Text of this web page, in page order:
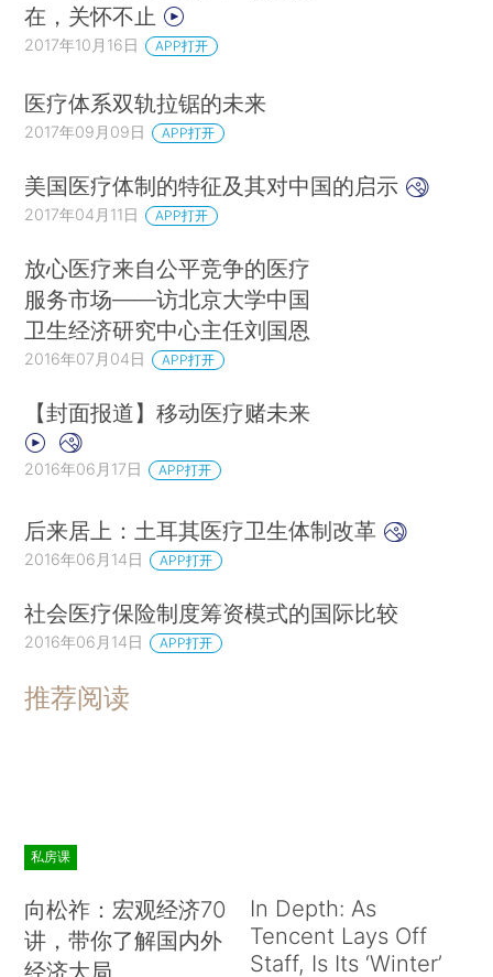
在，关怀不止
2017年10月16日 APP打开
医疗体系双轨拉锯的未来
2017年09月09日 APP打开
美国医疗体制的特征及其对中国的启示
2017年04月11日 APP打开
放心医疗来自公平竞争的医疗
服务市场——访北京大学中国
卫生经济研究中心主任刘国恩
2016年07月04日 APP打开
【封面报道】移动医疗赌未来
2016年06月17日 APP打开
后来居上：土耳其医疗卫生体制改革
2016年06月14日 APP打开
社会医疗保险制度筹资模式的国际比较
2016年06月14日 APP打开
推荐阅读
私房课
向松祚：宏观经济70
讲，带你了解国内外
经济大局
In Depth: As
Tencent Lays Off
Staff, Is Its ‘Winter’